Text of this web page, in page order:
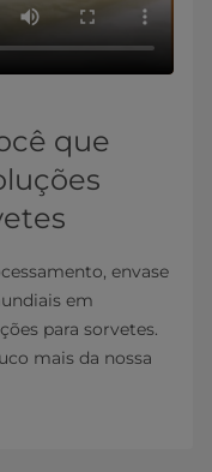
que
envase
em
para sorvetes.
mais da nossa